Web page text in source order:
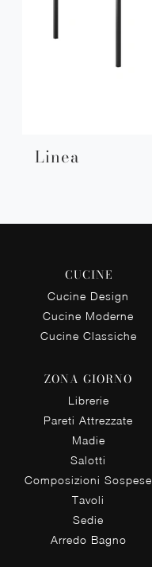
Linea
CUCINE
Cucine Design
Cucine Moderne
Cucine Classiche
ZONA GIORNO
Librerie
Pareti Attrezzate
Madie
Salotti
Composizioni Sospese
Tavoli
Sedie
Arredo Bagno